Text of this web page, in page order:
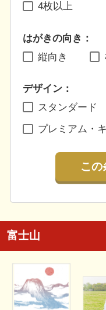
4枚以上
はがきの向き：
縦向き
デザイン：
スタンダード
プレミアム・
この
富士山